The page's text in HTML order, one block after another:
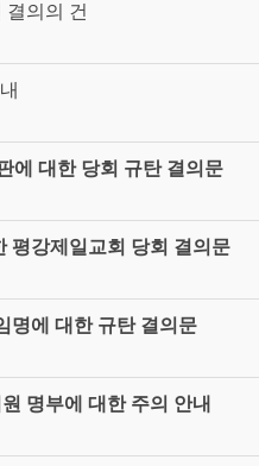
의의 건
에 대한 당회 규탄 결의문
평강제일교회 당회 결의문
명에 대한 규탄 결의문
명부에 대한 주의 안내